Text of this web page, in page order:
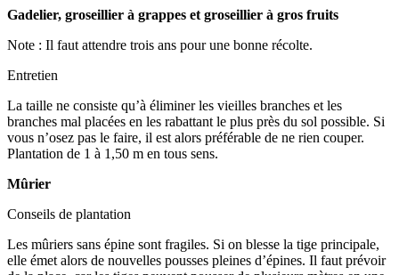
Gadelier, groseillier à grappes et groseillier à gros fruits
Note : Il faut attendre trois ans pour une bonne récolte.
Entretien
La taille ne consiste qu’à éliminer les vieilles branches et les
branches mal placées en les rabattant le plus près du sol possible. Si
vous n’osez pas le faire, il est alors préférable de ne rien couper.
Plantation de 1 à 1,50 m en tous sens.
Mûrier
Conseils de plantation
Les mûriers sans épine sont fragiles. Si on blesse la tige principale,
elle émet alors de nouvelles pousses pleines d’épines. Il faut prévoir